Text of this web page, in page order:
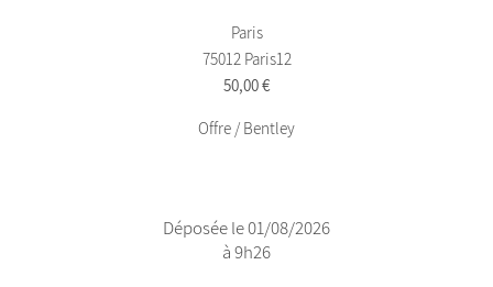
Paris
75012 Paris12
50,00 €
Offre / Bentley
Déposée le 01/08/2026
à 9h26